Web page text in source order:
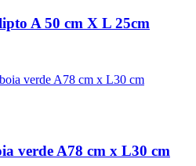
A 50 cm X L 25cm
verde A78 cm x L30 cm